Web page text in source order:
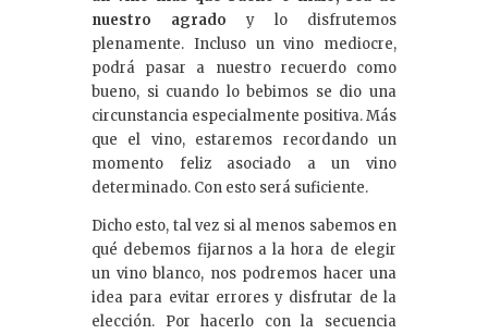
nuestro agrado y lo disfrutemos
plenamente. Incluso un vino mediocre,
podrá pasar a nuestro recuerdo como
bueno, si cuando lo bebimos se dio una
circunstancia especialmente positiva. Más
que el vino, estaremos recordando un
momento feliz asociado a un vino
determinado. Con esto será suficiente.
Dicho esto, tal vez si al menos sabemos en
qué debemos fijarnos a la hora de elegir
un vino blanco, nos podremos hacer una
idea para evitar errores y disfrutar de la
elección. Por hacerlo con la secuencia